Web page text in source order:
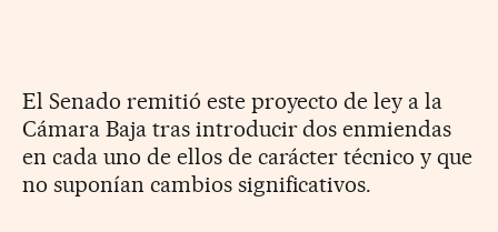
El Senado remitió este proyecto de ley a la
Cámara Baja tras introducir dos enmiendas
en cada uno de ellos de carácter técnico y que
no suponían cambios significativos.